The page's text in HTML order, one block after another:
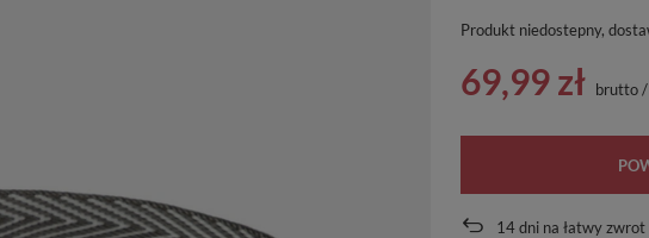
Produkt niedostepny,
69,99 zł brutto/
14dni na łatwy zwrot